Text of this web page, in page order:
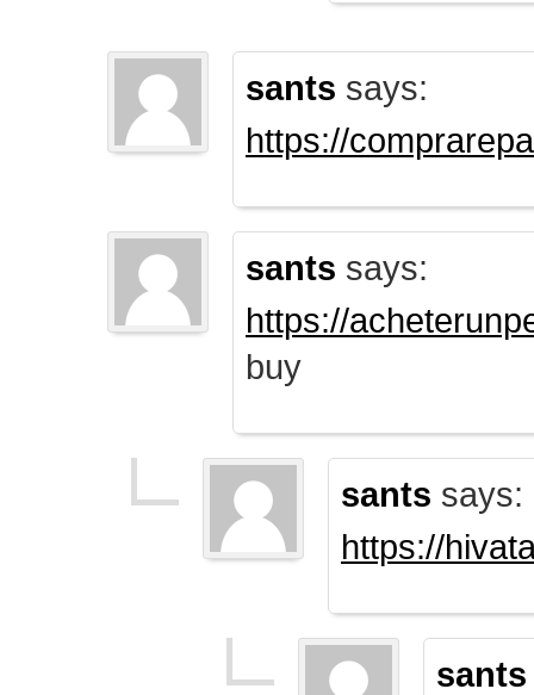
sants says:
https://
sants says:
https://
buy
sants says:
https://
sants